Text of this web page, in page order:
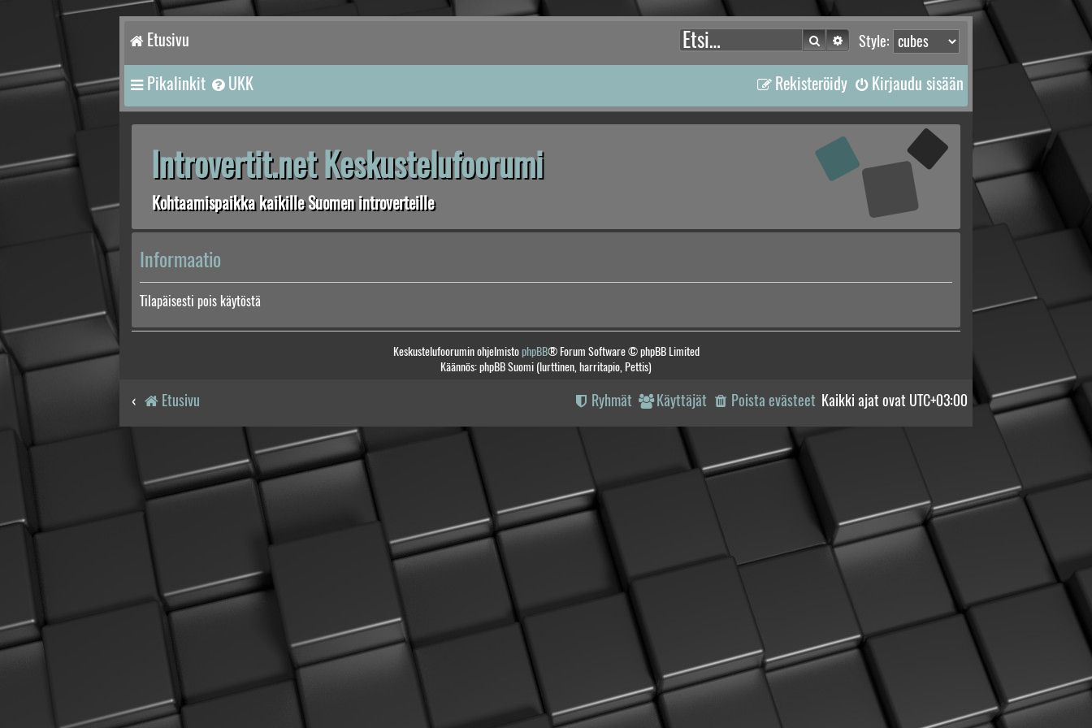
Etusivu Style:
Etsi Tarkennettu haku
Pikalinkit UKK Kirjaudu sisään
Rekisteröidy
Introvertit.net Keskustelufoorumi
Kohtaamispaikka kaikille Suomen introverteille
Informaatio
Tilapäisesti pois käytöstä
Keskustelufoorumin ohjelmistophpBB® Forum Software © phpBB Limited
Käännös: phpBB Suomi (lurttinen, harritapio, Pettis)
Etusivu Kaikki ajat ovat UTC+03:00
Poista evästeet
Käyttäjät
Ryhmät